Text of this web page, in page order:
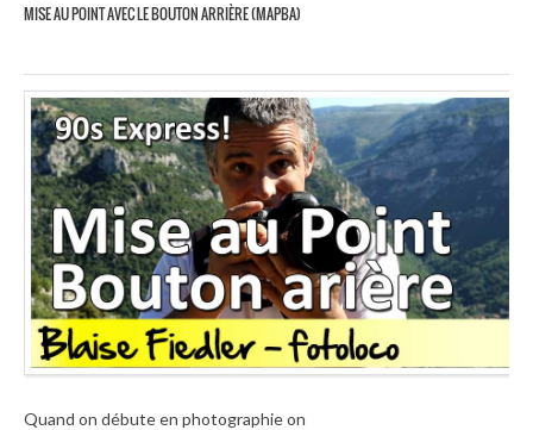
MISE AU POINT AVEC LE BOUTON ARRIÈRE (MAPBA)
Quand on débute en photographie on